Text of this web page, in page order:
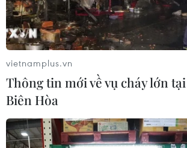
đán năm nay.
vietnamplus.vn
Thông tin mới về vụ cháy lớn
Biên Hòa